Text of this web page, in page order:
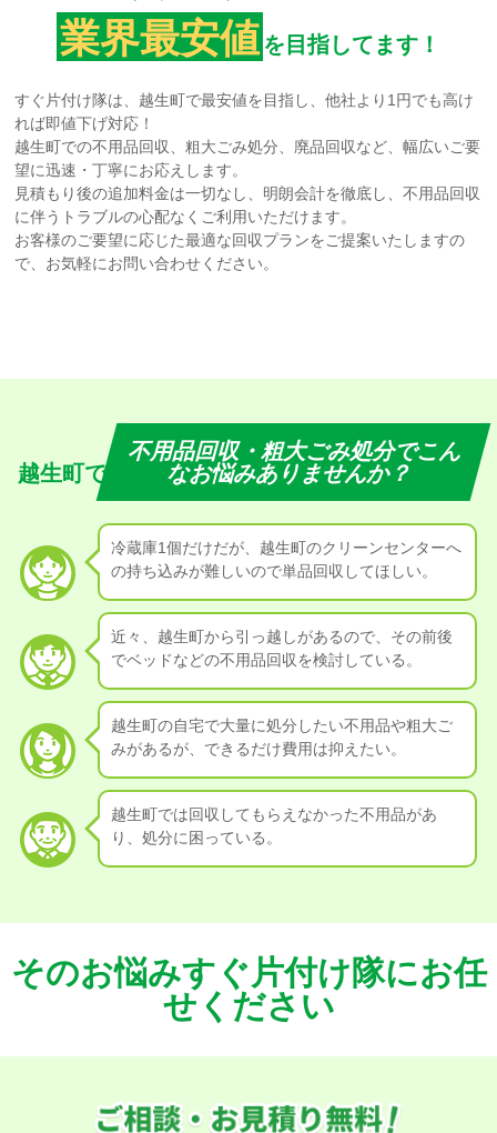
業界最安値 を目指してます！
すぐ片付け隊は、越生町で最安値を目指し、他社より1円でも高け
れば即値下げ対応！
越生町での不用品回収、粗大ごみ処分、廃品回収など、幅広いご要
望に迅速・丁寧にお応えします。
見積もり後の追加料金は一切なし、明朗会計を徹底し、不用品回収
に伴うトラブルの心配なくご利用いただけます。
お客様のご要望に応じた最適な回収プランをご提案いたしますの
で、お気軽にお問い合わせください。
越生町で
不用品回収・粗大ごみ処分でこん
なお悩みありませんか？
冷蔵庫1個だけだが、越生町のクリーンセンターへ
の持ち込みが難しいので単品回収してほしい。
近々、越生町から引っ越しがあるので、その前後
でベッドなどの不用品回収を検討している。
越生町の自宅で大量に処分したい不用品や粗大ご
みがあるが、できるだけ費用は抑えたい。
越生町では回収してもらえなかった不用品があ
り、処分に困っている。
そのお悩みすぐ片付け隊にお任
せください